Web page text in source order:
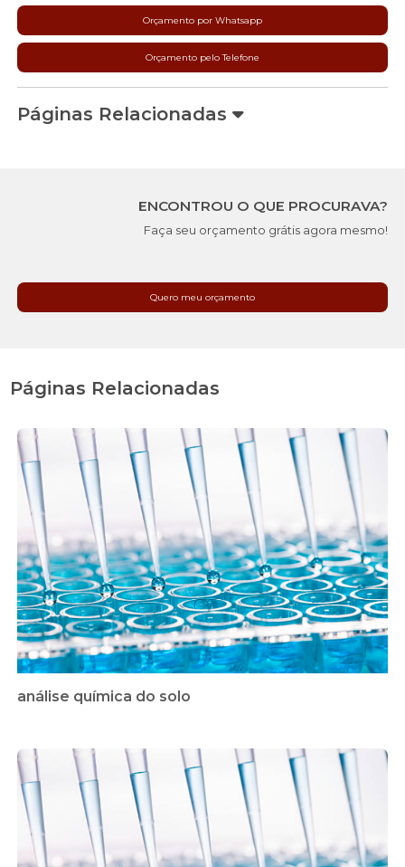
Orçamento por Whatsapp
Orçamento pelo Telefone
Páginas Relacionadas
ENCONTROU O QUE PROCURAVA?
Faça seu orçamento grátis agora mesmo!
Quero meu orçamento
Páginas Relacionadas
análise química do solo